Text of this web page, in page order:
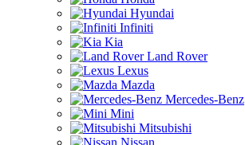
Hyundai
Infiniti
Kia
Land Rover
Lexus
Mazda
Mercedes-Benz
Mini
Mitsubishi
Nissan